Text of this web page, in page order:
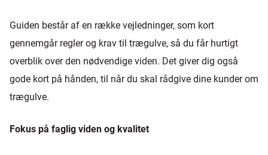
Guiden består af en række vejledninger, som kort
gennemgår regler og krav til trægulve, så du får hurtigt
overblik over den nødvendige viden. Det giver dig også
gode kort på hånden, til når du skal rådgive dine kunder om
trægulve.
Fokus på faglig viden og kvalitet